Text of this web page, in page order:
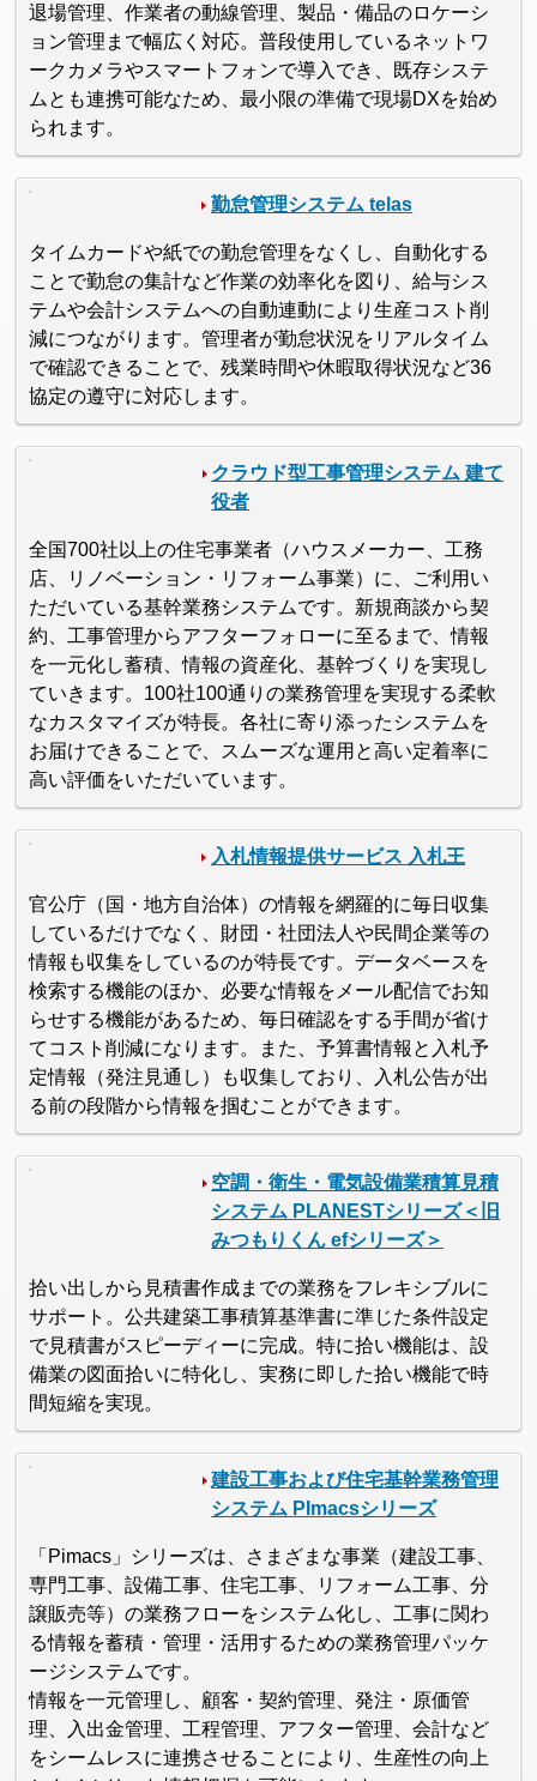
退場管理、作業者の動線管理、製品・備品のロケーシ
ョン管理まで幅広く対応。普段使用しているネットワ
ークカメラやスマートフォンで導入でき、既存システ
ムとも連携可能なため、最小限の準備で現場DXを始め
られます。
勤怠管理システム telas
タイムカードや紙での勤怠管理をなくし、自動化する
ことで勤怠の集計など作業の効率化を図り、給与シス
テムや会計システムへの自動連動により生産コスト削
減につながります。管理者が勤怠状況をリアルタイム
で確認できることで、残業時間や休暇取得状況など36
協定の遵守に対応します。
クラウド型工事管理システム 建て
役者
全国700社以上の住宅事業者（ハウスメーカー、工務
店、リノベーション・リフォーム事業）に、ご利用い
ただいている基幹業務システムです。新規商談から契
約、工事管理からアフターフォローに至るまで、情報
を一元化し蓄積、情報の資産化、基幹づくりを実現し
ていきます。100社100通りの業務管理を実現する柔軟
なカスタマイズが特長。各社に寄り添ったシステムを
お届けできることで、スムーズな運用と高い定着率に
高い評価をいただいています。
入札情報提供サービス 入札王
官公庁（国・地方自治体）の情報を網羅的に毎日収集
しているだけでなく、財団・社団法人や民間企業等の
情報も収集をしているのが特長です。データベースを
検索する機能のほか、必要な情報をメール配信でお知
らせする機能があるため、毎日確認をする手間が省け
てコスト削減になります。また、予算書情報と入札予
定情報（発注見通し）も収集しており、入札公告が出
る前の段階から情報を掴むことができます。
空調・衛生・電気設備業積算見積
システム PLANESTシリーズ＜旧
みつもりくん efシリーズ＞
拾い出しから見積書作成までの業務をフレキシブルに
サポート。公共建築工事積算基準書に準じた条件設定
で見積書がスピーディーに完成。特に拾い機能は、設
備業の図面拾いに特化し、実務に即した拾い機能で時
間短縮を実現。
建設工事および住宅基幹業務管理
システム PImacsシリーズ
「Pimacs」シリーズは、さまざまな事業（建設工事、
専門工事、設備工事、住宅工事、リフォーム工事、分
譲販売等）の業務フローをシステム化し、工事に関わ
る情報を蓄積・管理・活用するための業務管理パッケ
ージシステムです。
情報を一元管理し、顧客・契約管理、発注・原価管
理、入出金管理、工程管理、アフター管理、会計など
をシームレスに連携させることにより、生産性の向上